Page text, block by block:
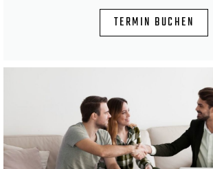
TERMIN BUCHEN